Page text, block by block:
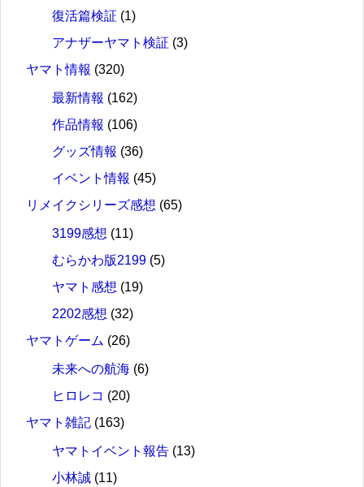
復活篇検証 (1)
アナザーヤマト検証 (3)
ヤマト情報 (320)
最新情報 (162)
作品情報 (106)
グッズ情報 (36)
イベント情報 (45)
リメイクシリーズ感想 (65)
3199感想 (11)
むらかわ版2199 (5)
ヤマト感想 (19)
2202感想 (32)
ヤマトゲーム (26)
未来への航海 (6)
ヒロレコ (20)
ヤマト雑記 (163)
ヤマトイベント報告 (13)
小林誠 (11)